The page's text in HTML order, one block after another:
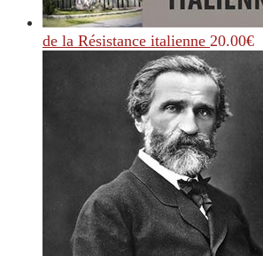
de la Résistance italienne 20.00€